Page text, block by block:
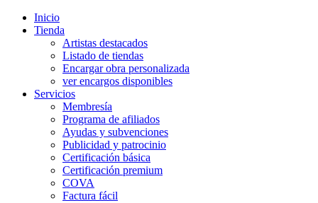
Inicio
Tienda
Artistas destacados
Listado de tiendas
Encargar obra personalizada
ver encargos disponibles
Servicios
Membresía
Programa de afiliados
Ayudas y subvenciones
Publicidad y patrocinio
Certificación básica
Certificación premium
COVA
Factura fácil